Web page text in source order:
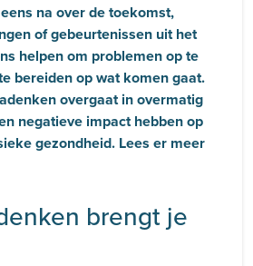
na over de toekomst,
of gebeurtenissen uit het
helpen om problemen op te
bereiden op wat komen gaat.
overgaat in overmatig
negatieve impact hebben op
gezondheid. Lees er meer
brengt je